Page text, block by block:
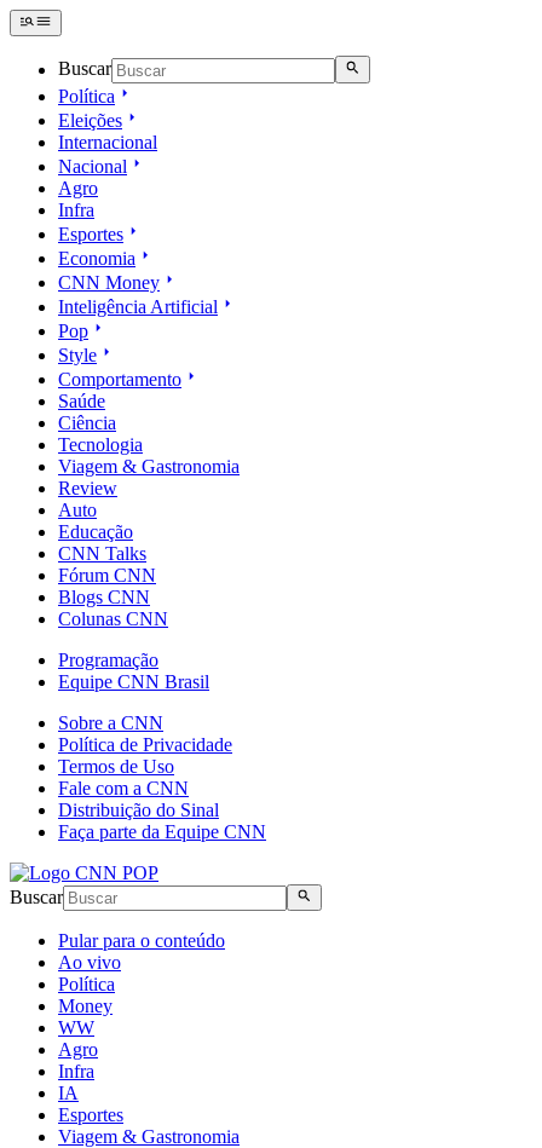
Buscar
Política
Eleições
Internacional
Nacional
Agro
Infra
Esportes
Economia
CNN Money
Inteligência Artificial
Pop
Style
Comportamento
Saúde
Ciência
Tecnologia
Viagem & Gastronomia
Review
Auto
Educação
CNN Talks
Fórum CNN
Blogs CNN
Colunas CNN
Programação
Equipe CNN Brasil
Sobre a CNN
Política de Privacidade
Termos de Uso
Fale com a CNN
Distribuição do Sinal
Faça parte da Equipe CNN
Buscar
Pular para o conteúdo
Ao vivo
Política
Money
WW
Agro
Infra
IA
Esportes
Viagem & Gastronomia